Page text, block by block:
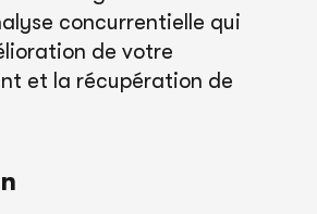
concurrentielle qui
de votre
et la récupération de